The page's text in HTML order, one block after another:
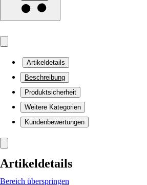
Artikeldetails
Beschreibung
Produktsicherheit
Weitere Kategorien
Kundenbewertungen
Artikeldetails
Bereich überspringen